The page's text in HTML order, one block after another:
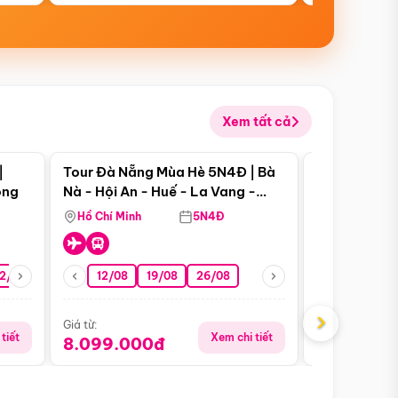
Xem tất cả
08 26/08 05/09 09/09 12/09
tiết
Điểm nổi bật
Tour Đà Nẵng Mùa Hè 5N4Đ | Bà
Nà - Hội An - Huế - La Vang -
Động Thiên Đường
Hồ Chí Minh 5N4Đ
12/08 19/08 26/08
Giá từ:
8.099.000đ Xem chi tiết
Giá từ:
›